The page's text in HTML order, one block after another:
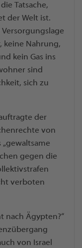
Tatsache,
der Welt ist.
keine Nahrung,
kein Gas ins
sind
sich zu
der
von
gegen die
verboten
nach Ägypten?“
von Israel